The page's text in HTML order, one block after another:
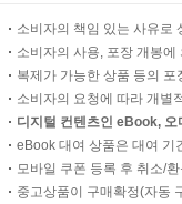
소비자의 책임 있는 사유로
소비자의 사용, 포장 개봉
복제가 가능한 상품 등의
소비자의 요청에 따라 개별
디지털 컨텐츠인 eBook,
eBook 대여 상품은 대여 기
모바일 쿠폰 등록 후 취소/
중고상품이 구매확정(자동